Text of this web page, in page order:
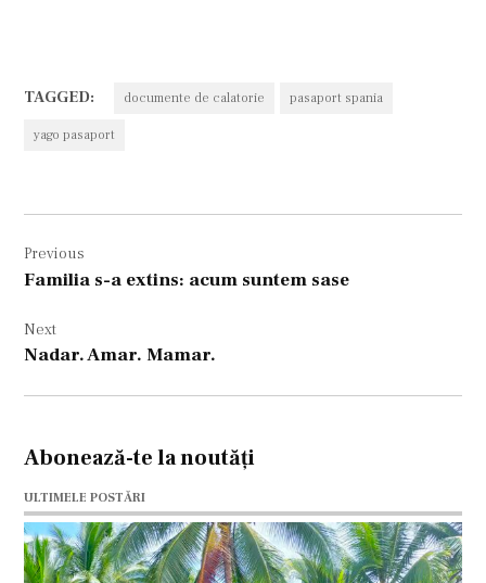
TAGGED: documente de calatorie pasaport spania
yago pasaport
în
articole
Previous
Familia s-a extins: acum suntem sase
Next
Nadar. Amar. Mamar.
Abonează-te la noutăți
ULTIMELE POSTĂRI